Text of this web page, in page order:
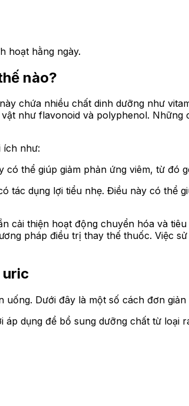
hoạt hằng ngày.
nào?
chứa nhiều chất dinh dưỡng như
như flavonoid và polyphenol.
ích như:
thể giúp giảm phản ứng viêm, từ đó
tác dụng lợi tiểu nhẹ. Điều này có thể
cải thiện hoạt động chuyển hóa và
pháp điều trị thay thế thuốc. Việc
Dưới đây là một số cách đơn
dụng để bổ sung dưỡng chất từ loại